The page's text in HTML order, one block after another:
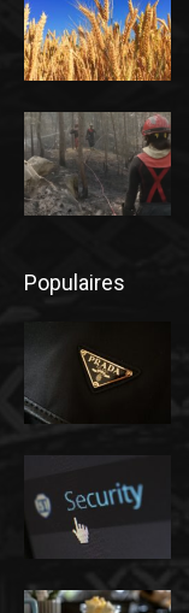
Populaires